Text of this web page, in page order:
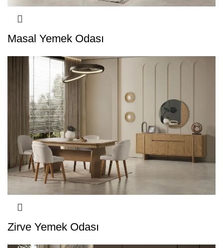
Masal Yemek Odası
Zirve Yemek Odası